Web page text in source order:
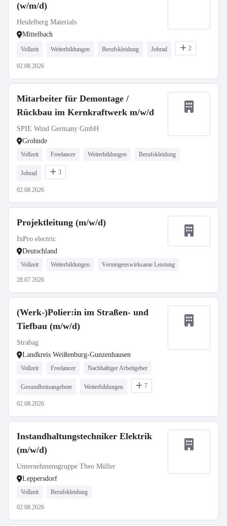
(w/m/d)
Heidelberg Materials
Mittelbach
Vollzeit Weiterbildungen Berufskleidung Jobrad 2
02.08.2026
Mitarbeiter für Demontage /
Rückbau im Kernkraftwerk m/w/d
SPIE Wind Germany GmbH
Grohnde
Vollzeit Freelancer Weiterbildungen Berufskleidung
Jobrad 3
02.08.2026
Projektleitung (m/w/d)
InPro electric
Deutschland
Vollzeit Weiterbildungen Vermögenswirksame Leistung
28.07.2026
(Werk-)Polier:in im Straßen- und
Tiefbau (m/w/d)
Strabag
Landkreis Weißenburg-Gunzenhausen
Vollzeit Freelancer Nachhaltiger Arbeitgeber
Gesundheitsangebote Weiterbildungen 7
02.08.2026
Instandhaltungstechniker Elektrik
(m/w/d)
Unternehmensgruppe Theo Müller
Leppersdorf
Vollzeit Berufskleidung
02.08.2026